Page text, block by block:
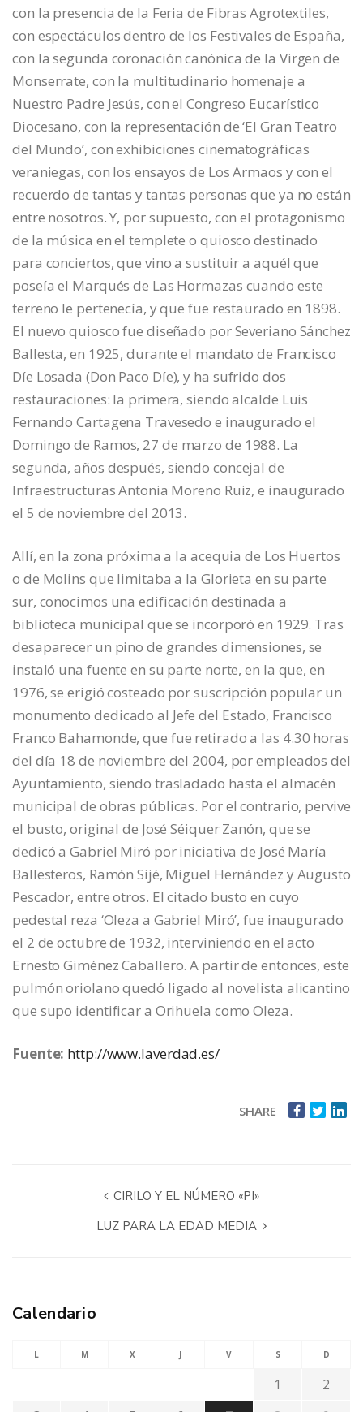
con la presencia de la Feria de Fibras Agrotextiles,
con espectáculos dentro de los Festivales de España,
con la segunda coronación canónica de la Virgen de
Monserrate, con la multitudinario homenaje a
Nuestro Padre Jesús, con el Congreso Eucarístico
Diocesano, con la representación de ‘El Gran Teatro
del Mundo’, con exhibiciones cinematográficas
veraniegas, con los ensayos de Los Armaos y con el
recuerdo de tantas y tantas personas que ya no están
entre nosotros. Y, por supuesto, con el protagonismo
de la música en el templete o quiosco destinado
para conciertos, que vino a sustituir a aquél que
poseía el Marqués de Las Hormazas cuando este
terreno le pertenecía, y que fue restaurado en 1898.
El nuevo quiosco fue diseñado por Severiano Sánchez
Ballesta, en 1925, durante el mandato de Francisco
Díe Losada (Don Paco Díe), y ha sufrido dos
restauraciones: la primera, siendo alcalde Luis
Fernando Cartagena Travesedo e inaugurado el
Domingo de Ramos, 27 de marzo de 1988. La
segunda, años después, siendo concejal de
Infraestructuras Antonia Moreno Ruiz, e inaugurado
el 5 de noviembre del 2013.
Allí, en la zona próxima a la acequia de Los Huertos
o de Molins que limitaba a la Glorieta en su parte
sur, conocimos una edificación destinada a
biblioteca municipal que se incorporó en 1929. Tras
desaparecer un pino de grandes dimensiones, se
instaló una fuente en su parte norte, en la que, en
1976, se erigió costeado por suscripción popular un
monumento dedicado al Jefe del Estado, Francisco
Franco Bahamonde, que fue retirado a las 4.30 horas
del día 18 de noviembre del 2004, por empleados del
Ayuntamiento, siendo trasladado hasta el almacén
municipal de obras públicas. Por el contrario, pervive
el busto, original de José Séiquer Zanón, que se
dedicó a Gabriel Miró por iniciativa de José María
Ballesteros, Ramón Sijé, Miguel Hernández y Augusto
Pescador, entre otros. El citado busto en cuyo
pedestal reza ‘Oleza a Gabriel Miró’, fue inaugurado
el 2 de octubre de 1932, interviniendo en el acto
Ernesto Giménez Caballero. A partir de entonces, este
pulmón oriolano quedó ligado al novelista alicantino
que supo identificar a Orihuela como Oleza.
Fuente: http://www.laverdad.es/
SHARE
CIRILO Y EL NÚMERO «PI»
LUZ PARA LA EDAD MEDIA
Calendario
L M X J V S D
1
2